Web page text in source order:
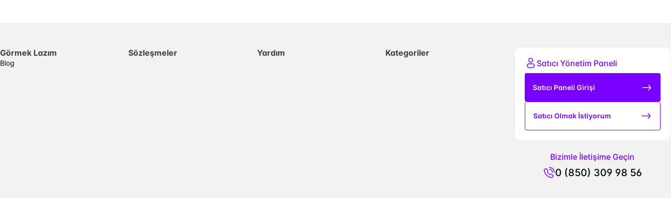
Görmek Lazım
Blog
Sözleşmeler Yardım
Kategoriler
Satıcı Yönetim Paneli
Satıcı Paneli Girişi
Satıcı Olmak İstiyorum
Bizimle İletişime Geçin
0 (850) 309 98 56